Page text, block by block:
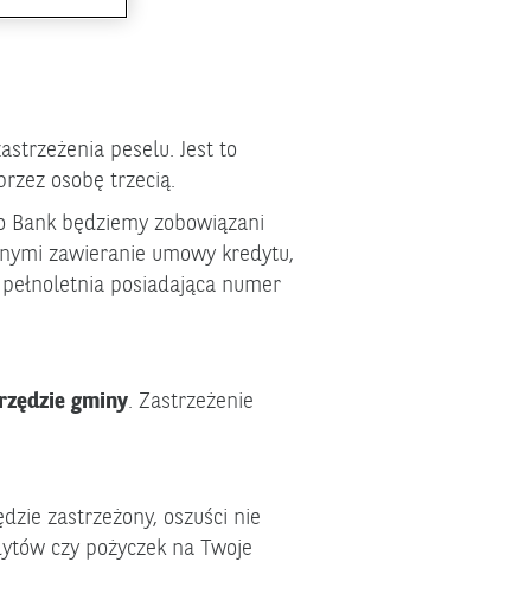
peselu. Jest to
osobę trzecią.
Bank będziemy zobowiązani
zawieranie umowy kredytu,
posiadająca numer
gminy. Zastrzeżenie
zastrzeżony, oszuści nie
czy pożyczek na Twoje